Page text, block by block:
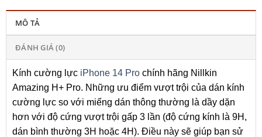
MÔ TẢ
ĐÁNH GIÁ (0)
Kính cường lực iPhone 14 Pro chính hãng Nillkin
Amazing H+ Pro. Những ưu điểm vượt trội của dán kính
cường lực so với miếng dán thông thường là dầy dặn
hơn với độ cứng vượt trội gấp 3 lần (độ cứng kính là 9H,
dán bình thường 3H hoặc 4H). Điều này sẽ giúp bạn sử